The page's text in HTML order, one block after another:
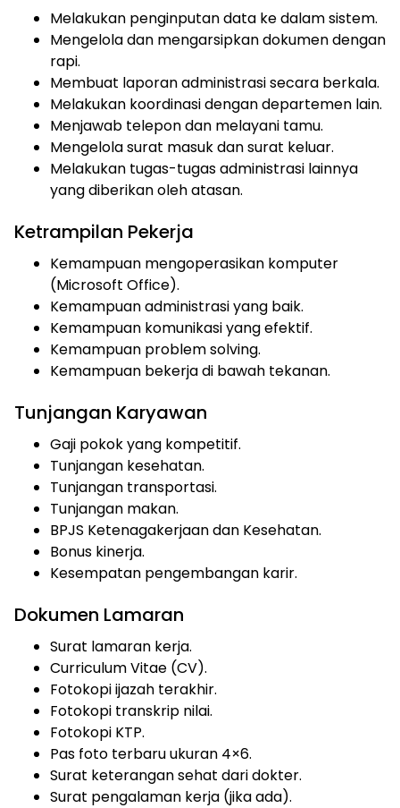
Melakukan penginputan data ke dalam sistem.
Mengelola dan mengarsipkan dokumen dengan
rapi.
Membuat laporan administrasi secara berkala.
Melakukan koordinasi dengan departemen lain.
Menjawab telepon dan melayani tamu.
Mengelola surat masuk dan surat keluar.
Melakukan tugas-tugas administrasi lainnya
yang diberikan oleh atasan.
Ketrampilan Pekerja
Kemampuan mengoperasikan komputer
(Microsoft Office).
Kemampuan administrasi yang baik.
Kemampuan komunikasi yang efektif.
Kemampuan problem solving.
Kemampuan bekerja di bawah tekanan.
Tunjangan Karyawan
Gaji pokok yang kompetitif.
Tunjangan kesehatan.
Tunjangan transportasi.
Tunjangan makan.
BPJS Ketenagakerjaan dan Kesehatan.
Bonus kinerja.
Kesempatan pengembangan karir.
Dokumen Lamaran
Surat lamaran kerja.
Curriculum Vitae (CV).
Fotokopi ijazah terakhir.
Fotokopi transkrip nilai.
Fotokopi KTP.
Pas foto terbaru ukuran 4×6.
Surat keterangan sehat dari dokter.
Surat pengalaman kerja (jika ada).